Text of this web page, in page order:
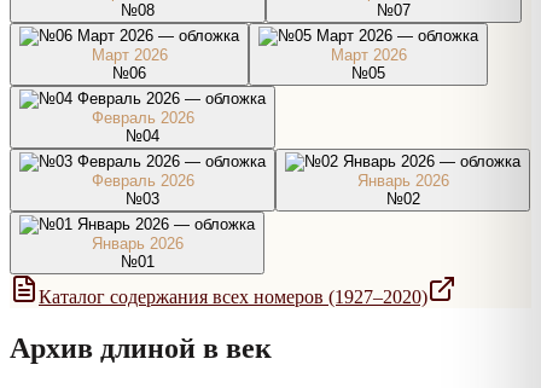
№08
№07
Март2026
№06
Март2026
№05
Февраль 2026
№04
Февраль 2026
№03
Январь 2026
№02
Январь 2026
№01
Каталог содержания всех номеров (1927–2020)
Архив длиной в век